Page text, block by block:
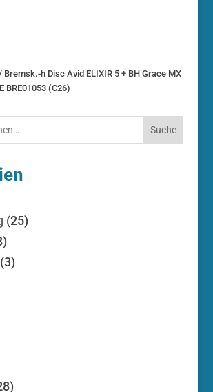
h Disc Avid ELIXIR 5 + BH Grace MX
BRE01053 (C26)
Suche
2525
8
Produkte
33
28